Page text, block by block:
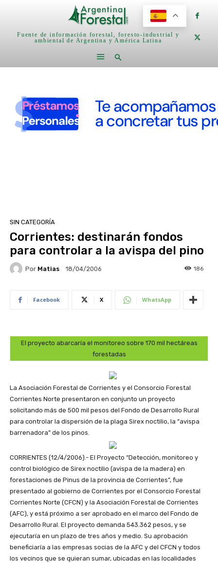
Fuente de información forestal, foresto-industrial y
ambiental de Argentina y América Latina
SIN CATEGORÍA
Corrientes: destinarán fondos
para controlar a la avispa del pino
Por Matias 18/04/2006 186
Facebook X WhatsApp
El proyecto abarcaría el monitoreo sobre 170 mil hectáreas
forestadas
La Asociación Forestal de Corrientes y el Consorcio Forestal
Corrientes Norte presentaron en conjunto un proyecto
solicitando más de 500 mil pesos del Fondo de Desarrollo Rural
para controlar la dispersión de la plaga Sirex noctilio, la “avispa
barrenadora” de los pinos.
CORRIENTES (12/4/2006).- El Proyecto “Detección, monitoreo y
control biológico de Sirex noctilio (avispa de la madera) en
forestaciones de Pinus de la provincia de Corrientes”, fue
presentado al gobierno de Corrientes por el Consorcio Forestal
Corrientes Norte (CFCN) y la Asociación Forestal de Corrientes
(AFC), y está próximo a ser aprobado en el marco del Fondo de
Desarrollo Rural. El proyecto demanda 543.362 pesos, y se
ejecutaría en un plazo de tres años y medio. Su aprobación
beneficiaría a las empresas socias de la AFC y del CFCN y todos
los vecinos que se quieran sumar, ubicadas en las localidades